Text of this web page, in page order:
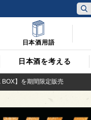
日本酒を考える
日本酒用語
】を期間限定販売